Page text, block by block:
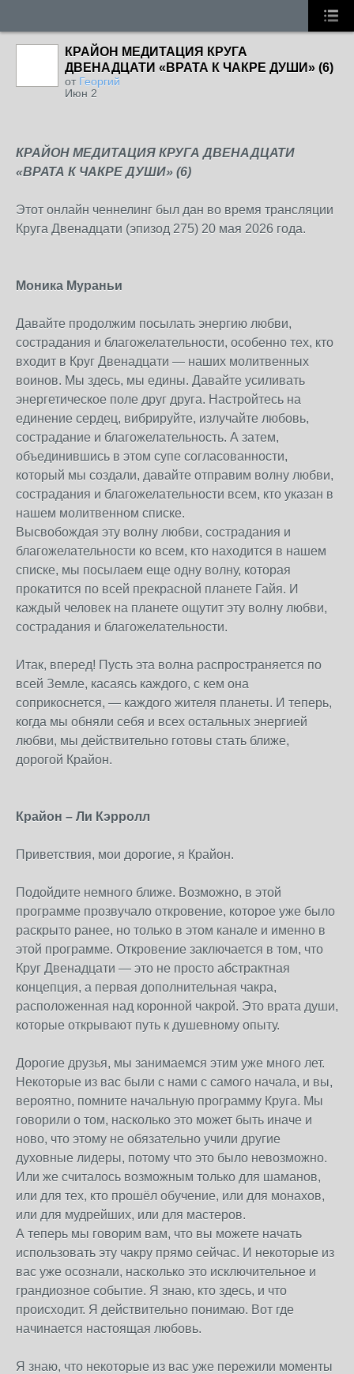
КРАЙОН МЕДИТАЦИЯ КРУГА
ДВЕНАДЦАТИ «ВРАТА К ЧАКРЕ ДУШИ» (6)
от Георгий
Июн 2
КРАЙОН МЕДИТАЦИЯ КРУГА ДВЕНАДЦАТИ
«ВРАТА К ЧАКРЕ ДУШИ» (6)
Этот онлайн ченнелинг был дан во время трансляции
Круга Двенадцати (эпизод 275) 20 мая 2026 года.
Моника Мураньи
Давайте продолжим посылать энергию любви,
сострадания и благожелательности, особенно тех, кто
входит в Круг Двенадцати — наших молитвенных
воинов. Мы здесь, мы едины. Давайте усиливать
энергетическое поле друг друга. Настройтесь на
единение сердец, вибрируйте, излучайте любовь,
сострадание и благожелательность. А затем,
объединившись в этом супе согласованности,
который мы создали, давайте отправим волну любви,
сострадания и благожелательности всем, кто указан в
нашем молитвенном списке.
Высвобождая эту волну любви, сострадания и
благожелательности ко всем, кто находится в нашем
списке, мы посылаем еще одну волну, которая
прокатится по всей прекрасной планете Гайя. И
каждый человек на планете ощутит эту волну любви,
сострадания и благожелательности.
Итак, вперед! Пусть эта волна распространяется по
всей Земле, касаясь каждого, с кем она
соприкоснется, — каждого жителя планеты. И теперь,
когда мы обняли себя и всех остальных энергией
любви, мы действительно готовы стать ближе,
дорогой Крайон.
Крайон – Ли Кэрролл
Приветствия, мои дорогие, я Крайон.
Подойдите немного ближе. Возможно, в этой
программе прозвучало откровение, которое уже было
раскрыто ранее, но только в этом канале и именно в
этой программе. Откровение заключается в том, что
Круг Двенадцати — это не просто абстрактная
концепция, а первая дополнительная чакра,
расположенная над коронной чакрой. Это врата души,
которые открывают путь к душевному опыту.
Дорогие друзья, мы занимаемся этим уже много лет.
Некоторые из вас были с нами с самого начала, и вы,
вероятно, помните начальную программу Круга. Мы
говорили о том, насколько это может быть иначе и
ново, что этому не обязательно учили другие
духовные лидеры, потому что это было невозможно.
Или же считалось возможным только для шаманов,
или для тех, кто прошёл обучение, или для монахов,
или для мудрейших, или для мастеров.
А теперь мы говорим вам, что вы можете начать
использовать эту чакру прямо сейчас. И некоторые из
вас уже осознали, насколько это исключительное и
грандиозное событие. Я знаю, кто здесь, и что
происходит. Я действительно понимаю. Вот где
начинается настоящая любовь.
Я знаю, что некоторые из вас уже пережили моменты